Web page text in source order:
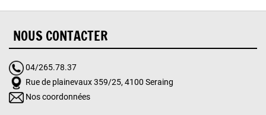
NOUS CONTACTER
04/265.78.37
Rue de plainevaux 359/25, 4100 Seraing
Nos coordonnées